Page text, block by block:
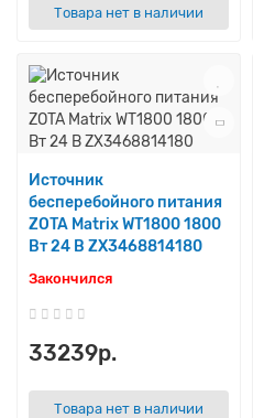
Товара нет в наличии
Источник
бесперебойного питания
ZOTA Matrix WT1800 1800
Вт 24 В ZX3468814180
Закончился
33239р.
Товара нет в наличии